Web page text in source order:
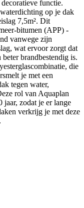
functie.
op je dak
7,5m². Dit
bitumen (APP) -
vanwege zijn
wat ervoor zorgt dat
brandbestendig is.
die
je met een
tegen water,
rol van Aquaplan
jaar, zodat je er lange
verkrijg je met deze